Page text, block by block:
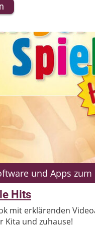
und Apps zum
Hits
mit erklärenden
Kita und zuhause!